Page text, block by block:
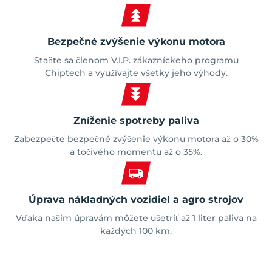
Bezpečné zvýšenie výkonu motora
Staňte sa členom V.I.P. zákazníckeho programu
Chiptech a využívajte všetky jeho výhody.
Zníženie spotreby paliva
Zabezpečte bezpečné zvýšenie výkonu motora až o 30%
a točivého momentu až o 35%.
Úprava nákladných vozidiel a agro strojov
Vďaka našim úpravám môžete ušetriť až 1 liter paliva na
každých 100 km.